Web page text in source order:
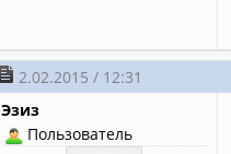
2.02.2015 / 12:31
Эзиз
Пользователь